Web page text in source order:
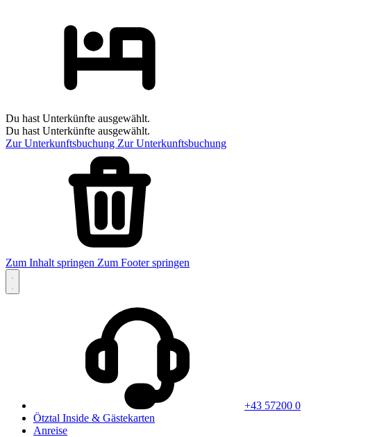
Du hast Unterkünfte ausgewählt.
Du hast Unterkünfte ausgewählt.
Zur Unterkunftsbuchung Zur Unterkunftsbuchung
Zum Inhalt springen Zum Footer springen
+43 57200 0
Ötztal Inside & Gästekarten
Anreise